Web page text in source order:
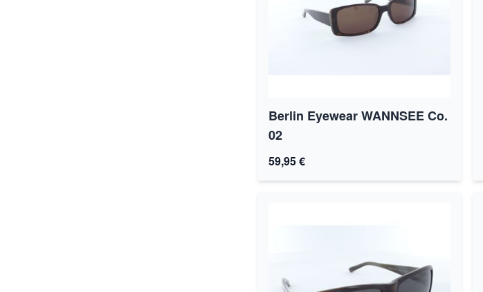
Berlin Eyewear WANNSEE Co.
02
59,95 €